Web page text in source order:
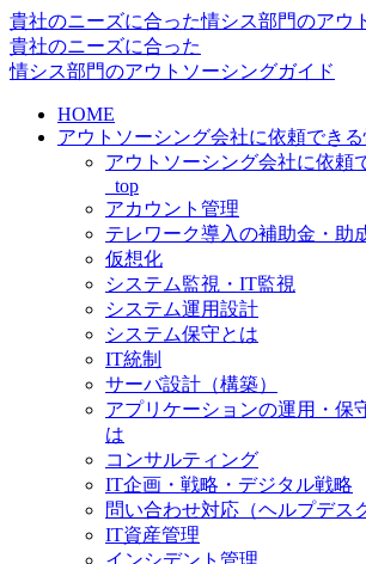
貴社のニーズに合った情シス部門のアウ
貴社のニーズに合った
情シス部門のアウトソーシングガイド
HOME
アウトソーシング会社に依頼でき
アウトソーシング会社に依頼
_top
アカウント管理
テレワーク導入の補助金・助
仮想化
システム監視・IT監視
システム運用設計
システム保守とは
IT統制
サーバ設計（構築）
アプリケーションの運用・保
は
コンサルティング
IT企画・戦略・デジタル戦略
問い合わせ対応（ヘルプデス
IT資産管理
インシデント管理